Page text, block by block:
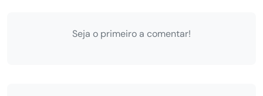
Seja o primeiro a comentar!